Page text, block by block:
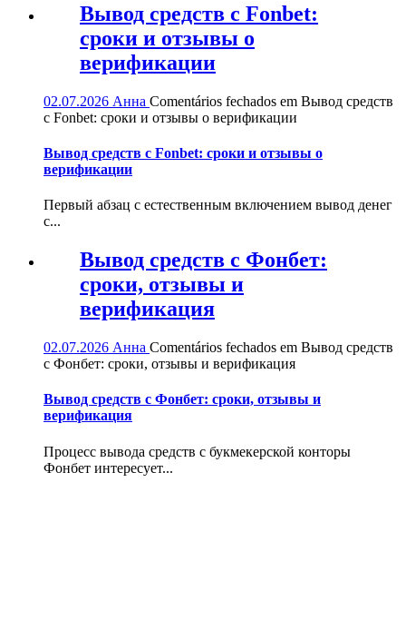
Вывод средств с Fonbet:
сроки и отзывы о
верификации
02.07.2026 Анна Comentários fechados em Вывод средств
с Fonbet: сроки и отзывы о верификации
Вывод средств с Fonbet: сроки и отзывы о
верификации
Первый абзац с естественным включением вывод денег
с...
Вывод средств с Фонбет:
сроки, отзывы и
верификация
02.07.2026 Анна Comentários fechados em Вывод средств
с Фонбет: сроки, отзывы и верификация
Вывод средств с Фонбет: сроки, отзывы и
верификация
Процесс вывода средств с букмекерской конторы
Фонбет интересует...